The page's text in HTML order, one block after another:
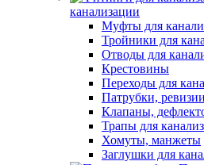
канализации
Муфты для
Тройники для
Отводы для
Крестовины
Переходы для
Патрубки, ревизии
Клапаны,
Трапы для
Хомуты, манжеты
Заглушки для